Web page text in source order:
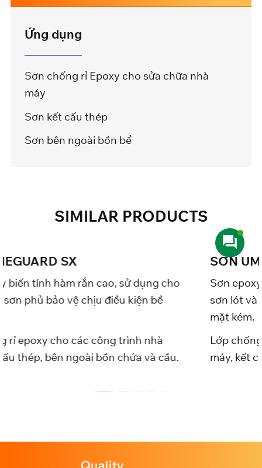
Ứng dụng
Sơn chống rỉ Epoxy cho sửa chữa nhà
máy
Sơn kết cấu thép
Sơn bên ngoài bồn bể
SIMILAR PRODUCTS
dụng cho
bề
nhà
và cầu.
Sơn epoxy biến tính hàm rắn cao, sử
sơn lót và sơn phủ bảo vệ chịu điều
Lớp chống rỉ epoxy cho các công
máy, kết cấu thép, bên ngoài bồn